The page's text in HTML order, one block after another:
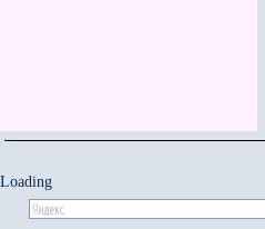
Loading